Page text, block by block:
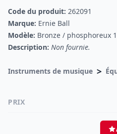
Code du produit: 262091
Marque: Ernie Ball
Modèle: Bronze / phosphoreux
Description: Non fournie.
Instruments de musique >
PRIX